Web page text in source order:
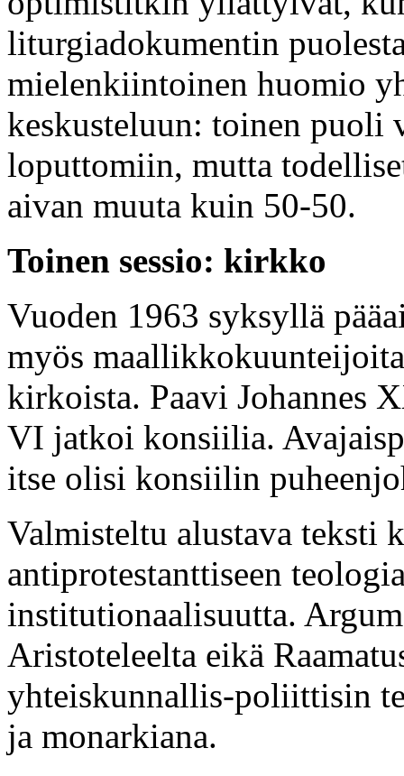
liturgiadokumentin
mielenkiintoinen huomio
keskusteluun: toinen puoli
loputtomiin, mutta
aivan muuta kuin 50-50.
Toinen sessio: kirkko
Vuoden 1963 syksyllä
myös
kirkoista. Paavi Johannes
VI jatkoi konsiilia.
itse olisi konsiilin
Valmisteltu alustava teksti
antiprotestanttiseen
institutionaalisuutta.
Aristoteleelta eikä
yhteiskunnallis-poliittisin
ja monarkiana.